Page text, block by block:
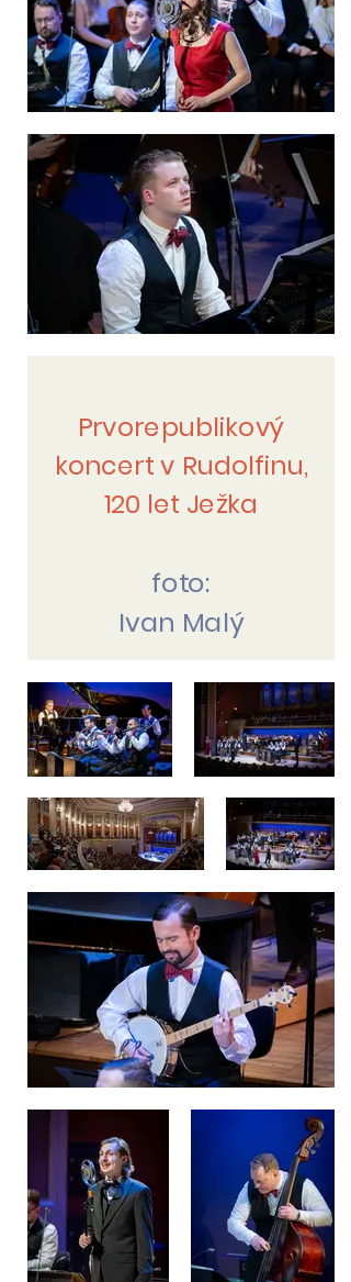
Prvorepublikový
koncert v Rudolfinu,
120 let Ježka
foto:
Ivan Malý